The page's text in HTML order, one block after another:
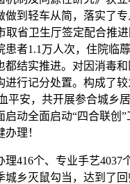
做到轻车从简，落实了
取省卫生厅签定配合推
患者1.1万人次，住院临
都结实推进。对因消毒
进行记分处置。构成了
平安，共开展参合城乡
启动全面启动“四合联创
理！
个、专业手艺4037个
城乡灭鼠勾当，达到了